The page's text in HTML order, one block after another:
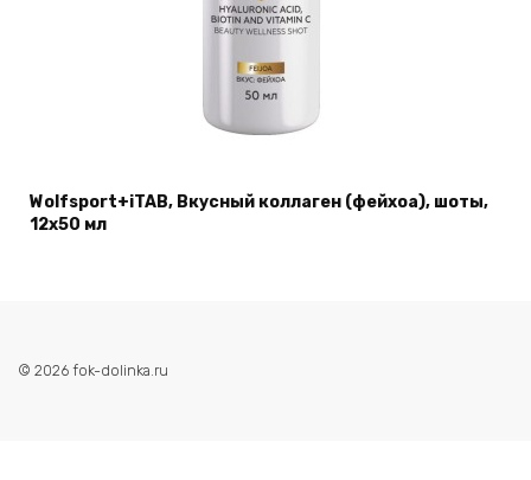
Wolfsport+iTAB, Вкусный коллаген (фейхоа), шоты,
12х50 мл
© 2026 fok-dolinka.ru